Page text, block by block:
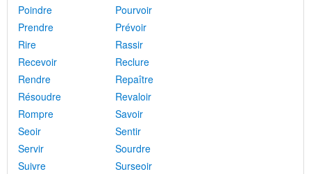
Poindre
Pourvoir
Prendre
Prévoir
Rire
Rassir
Recevoir
Reclure
Rendre
Repaître
Résoudre
Revaloir
Rompre
Savoir
Seoir
Sentir
Servir
Sourdre
Suivre
Surseoir